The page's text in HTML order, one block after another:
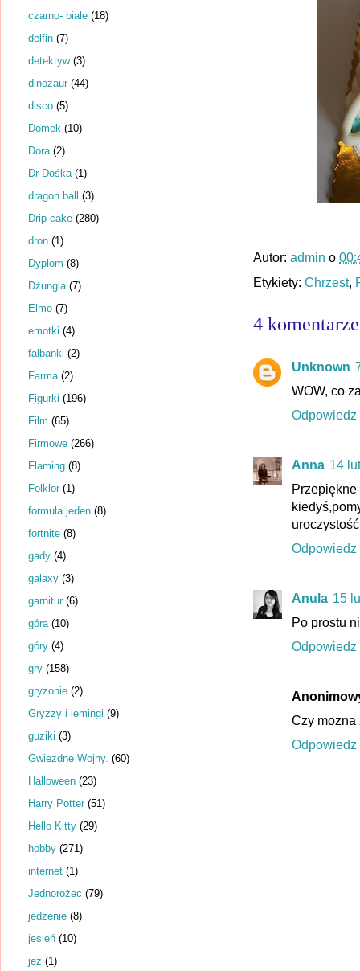
Autor: admin o
Etykiety: Chrzest,
4
Unknown
WOW, co
Odpowiedz
Anna 14
Odpowiedz
Anula 15
Po prostu
Odpowiedz
Czy mozna
Odpowiedz
czarno- białe (18)
delfin (7)
detektyw (3)
dinozaur (44)
disco (5)
Domek (10)
Dora (2)
Dr Dośka (1)
dragon ball (3)
Drip cake (280)
dron (1)
Dyplom (8)
Dżungla (7)
Elmo (7)
emotki (4)
falbanki (2)
Farma (2)
Figurki (196)
Film (65)
Firmowe (266)
Flaming (8)
Folklor (1)
formuła jeden (8)
fortnite (8)
gady (4)
galaxy (3)
garnitur (6)
góra (10)
góry (4)
gry (158)
gryzonie (2)
Gryzzy i lemingi (9)
guziki (3)
Gwiezdne Wojny. (60)
Halloween (23)
Harry Potter (51)
Hello Kitty (29)
hobby (271)
internet (1)
Jednorożec (79)
jedzenie (8)
jesień (10)
jeż (1)